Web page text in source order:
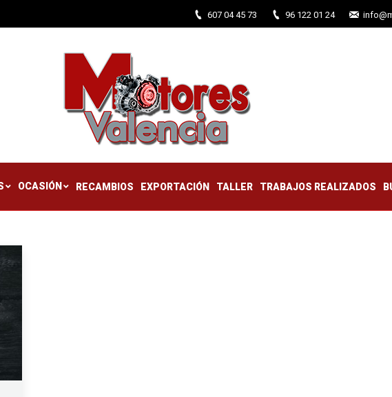
607 04 45 73 96 122 01 24
OCASIÓN RECAMBIOS EXPORTACIÓN TALLER TRABAJOS REALIZADOS
OCASIÓN RECAMBIOS EXPORTACIÓN TALLER TRABAJOS